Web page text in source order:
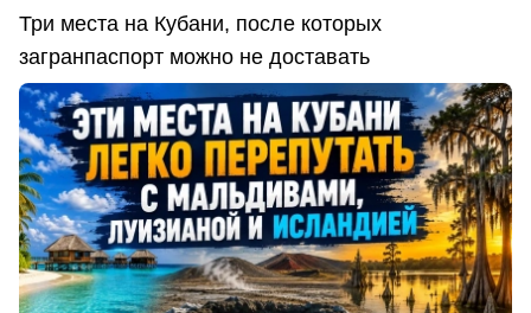
Три места на Кубани, после которых
загранпаспорт можно не доставать